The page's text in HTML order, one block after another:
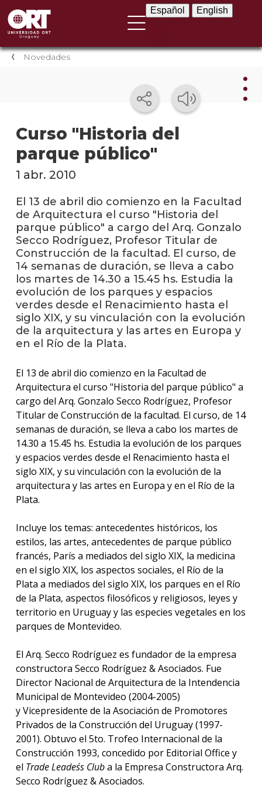
Español English
Novedades
Curso "Historia del
parque público"
en
los
Blog
1 abr. 2010
El 13 de abril dio comienzo en la Facultad
de Arquitectura el curso "Historia del
parque público" a cargo del Arq. Gonzalo
Secco Rodríguez, Profesor Titular de
Construcción de la facultad. El curso, de
14 semanas de duración, se lleva a cabo
los martes de 14.30 a 15.45 hs. Estudia la
evolución de los parques y espacios
verdes desde el Renacimiento hasta el
siglo XIX, y su vinculación con la evolución
de la arquitectura y las artes en Europa y
en el Río de la Plata.
El 13 de abril dio comienzo en la Facultad de
Arquitectura el curso "Historia del parque público" a
cargo del Arq. Gonzalo Secco Rodríguez, Profesor
Titular de Construcción de la facultad. El curso, de 14
semanas de duración, se lleva a cabo los martes de
14.30 a 15.45 hs. Estudia la evolución de los parques
y espacios verdes desde el Renacimiento hasta el
siglo XIX, y su vinculación con la evolución de la
arquitectura y las artes en Europa y en el Río de la
Plata.
Incluye los temas: antecedentes históricos, los
estilos, las artes, antecedentes de parque público
francés, París a mediados del siglo XIX, la medicina
en el siglo XIX, los aspectos sociales, el Río de la
Plata a mediados del siglo XIX, los parques en el Río
de la Plata, aspectos filosóficos y religiosos, leyes y
territorio en Uruguay y las especies vegetales en los
parques de Montevideo.
El Arq. Secco Rodríguez es fundador de la empresa
constructora Secco Rodríguez & Asociados. Fue
Director Nacional de Arquitectura de la Intendencia
Municipal de Montevideo (2004-2005)
y Vicepresidente de la Asociación de Promotores
Privados de la Construcción del Uruguay (1997-
2001). Obtuvo el 5to. Trofeo Internacional de la
Construcción 1993, concedido por Editorial Office y
el Trade Leades´s Cluba la Empresa Constructora Arq.
Secco Rodríguez & Asociados.